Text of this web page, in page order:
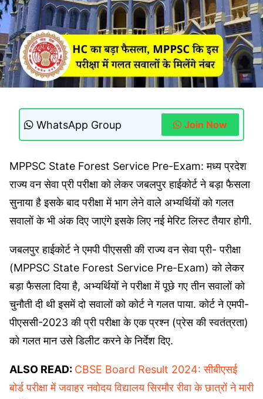
WhatsApp Group Join Now
MPPSC State Forest Service Pre-Exam: मध्य प्रदेश
राज्य वन सेवा प्री परीक्षा को लेकर जबलपुर हाईकोर्ट ने बड़ा फैसला
सुनाया है इसके बाद परीक्षा में भाग लेने वाले अभ्यर्थियों को गलत
सवालों के भी अंक दिए जाएंगे इसके लिए नई मेरिट लिस्ट तैयार होगी.
जबलपुर हाईकोर्ट ने एमपी पीएससी की राज्य वन सेवा प्री- परीक्षा
(MPPSC State Forest Service Pre-Exam) को लेकर
बड़ा फैसला दिया है, अभ्यर्थियों ने परीक्षा में पूछे गए तीन सवालों को
चुनौती दी थी इसमें दो सवालों को कोर्ट ने गलत पाया. कोर्ट ने एमपी-
पीएससी-2023 की प्री परीक्षा के एक प्रश्न (प्रेस की स्वतंत्रता)
को गलत मान उसे डिलीट करने के निर्देश दिए.
ALSO READ: CBSE Board Result 2024: सीबीएसई
बोर्ड परीक्षा में जवाहर नवोदय विद्यालय सिरमौर रीवा के छात्रों ने मारी